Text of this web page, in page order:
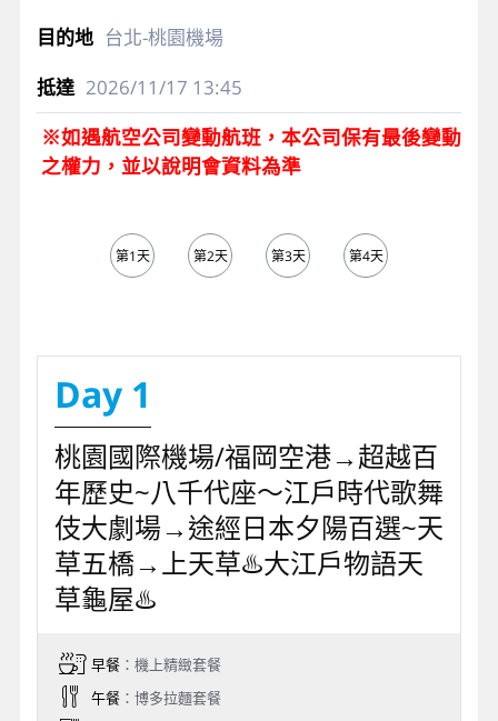
台北-桃園機場
2026/11/17 13:45
※如遇航空公司變動航班，本公司保有最後變動
之權力，並以說明會資料為準
第1天 第2天 第3天 第4天
Day 1
桃園國際機場/福岡空港→超越百
年歷史~八千代座～江戶時代歌舞
伎大劇場→途經日本夕陽百選~天
草五橋→上天草♨️大江戶物語天
草龜屋♨️
早餐：機上精緻套餐
午餐：博多拉麵套餐